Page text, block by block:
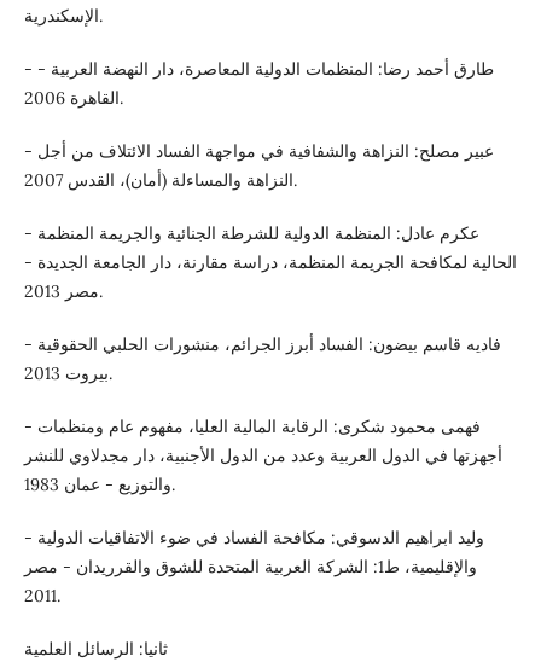
الإسكندرية.
- طارق أحمد رضا: المنظمات الدولية المعاصرة، دار النهضة العربية -
القاهرة 2006.
- عبير مصلح: النزاهة والشفافية في مواجهة الفساد الائتلاف من أجل
النزاهة والمساءلة (أمان)، القدس 2007.
- عكرم عادل: المنظمة الدولية للشرطة الجنائية والجريمة المنظمة
الحالية لمكافحة الجريمة المنظمة، دراسة مقارنة، دار الجامعة الجديدة -
مصر 2013.
- فاديه قاسم بيضون: الفساد أبرز الجرائم، منشورات الحلبي الحقوقية
بيروت 2013.
- فهمى محمود شكرى: الرقابة المالية العليا، مفهوم عام ومنظمات
أجهزتها في الدول العربية وعدد من الدول الأجنبية، دار مجدلاوي للنشر
والتوزيع - عمان 1983.
- وليد ابراهيم الدسوقي: مكافحة الفساد في ضوء الاتفاقيات الدولية
والإقليمية، ط1: الشركة العربية المتحدة للشوق والقرريدان - مصر
2011.
ثانيا: الرسائل العلمية